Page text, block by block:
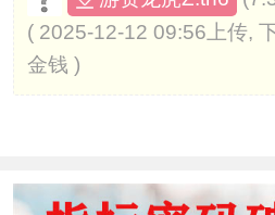
( 2025-12-12 09:56上传,
金钱 )